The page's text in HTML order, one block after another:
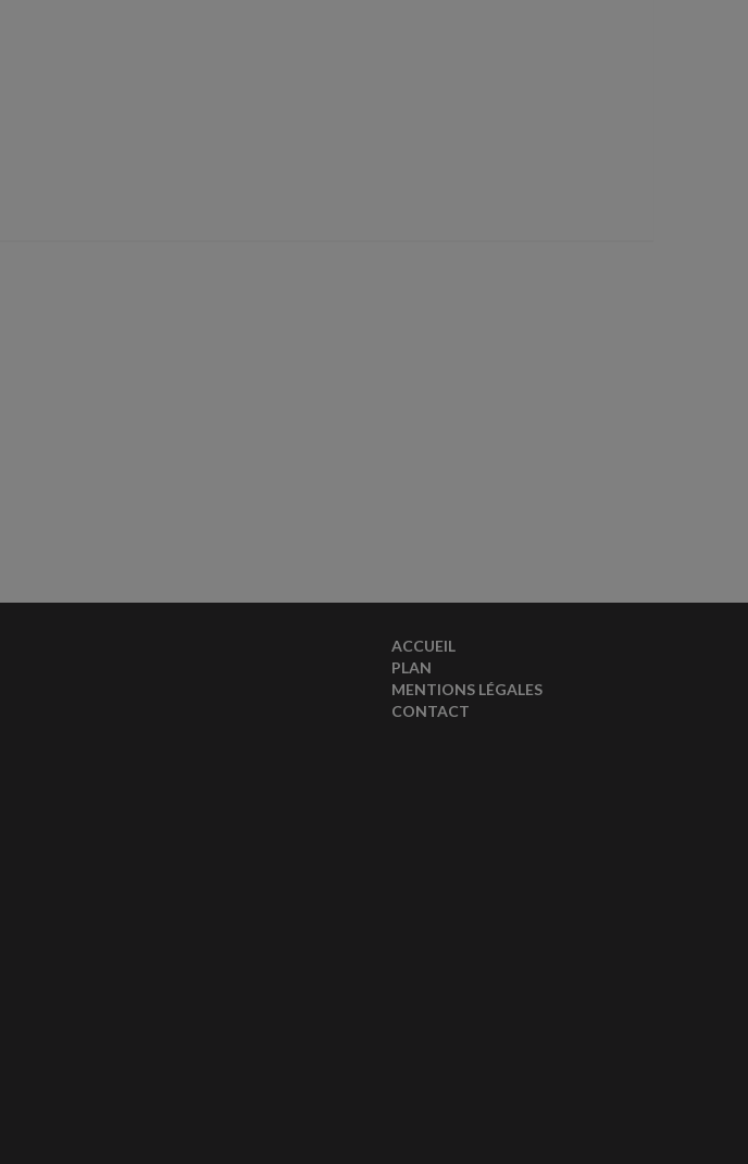
ACCUEIL
PLAN
MENTIONS LÉGALES
CONTACT